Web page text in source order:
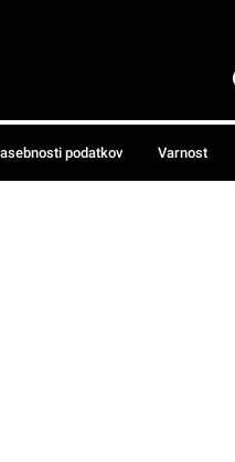
podatkov Varnost